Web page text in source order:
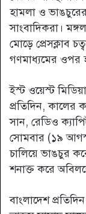
হামলা ও
সাংবাদিকরা।
মোড়ে প্রেসক্লাব
গণমাধ্যমের ওপর
ইস্ট ওয়েস্ট
প্রতিদিন, কালের
সান, রেডিও
সোমবার (১৯
চালিয়ে ভাঙচুর
শনাক্ত করে
বাংলাদেশ